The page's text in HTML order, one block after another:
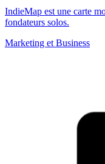
IndieMap est une carte
fondateurs solos.
Marketing et Business